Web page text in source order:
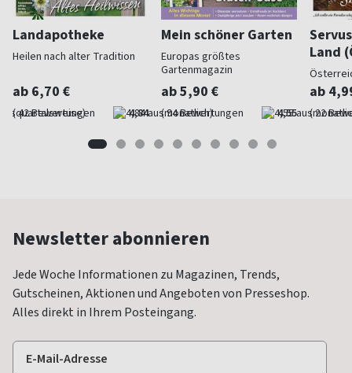
Landapotheke
Heilen nach alter Tradition
ab 6,70 €
(quartalsweise) 4,84
Mein schöner Garten
Europas größtes
Gartenmagazin
ab 5,90 €
(monatlich) 4,55
Land
ab
Newsletter abonnieren
Jede Woche Informationen zu Magazinen, Trends,
Gutscheinen, Aktionen und Angeboten von Presseshop.
Alles direkt in Ihrem Posteingang.